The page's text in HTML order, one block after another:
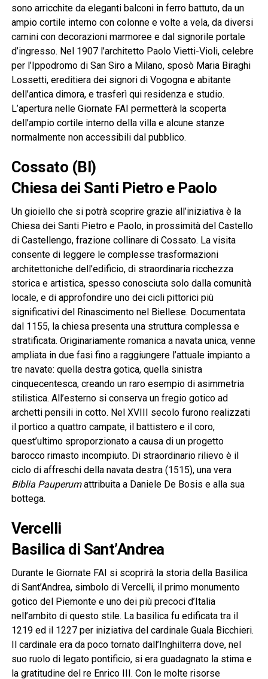
sono arricchite da eleganti balconi in ferro battuto, da un
ampio cortile interno con colonne e volte a vela, da diversi
camini con decorazioni marmoree e dal signorile portale
d’ingresso. Nel 1907 l’architetto Paolo Vietti-Violi, celebre
per l’Ippodromo di San Siro a Milano, sposò Maria Biraghi
Lossetti, ereditiera dei signori di Vogogna e abitante
dell’antica dimora, e trasferì qui residenza e studio.
L’apertura nelle Giornate FAI permetterà la scoperta
dell’ampio cortile interno della villa e alcune stanze
normalmente non accessibili dal pubblico.
Cossato (BI)
Chiesa dei Santi Pietro e Paolo
Un gioiello che si potrà scoprire grazie all’iniziativa è la
Chiesa dei Santi Pietro e Paolo, in prossimità del Castello
di Castellengo, frazione collinare di Cossato. La visita
consente di leggere le complesse trasformazioni
architettoniche dell’edificio, di straordinaria ricchezza
storica e artistica, spesso conosciuta solo dalla comunità
locale, e di approfondire uno dei cicli pittorici più
significativi del Rinascimento nel Biellese. Documentata
dal 1155, la chiesa presenta una struttura complessa e
stratificata. Originariamente romanica a navata unica, venne
ampliata in due fasi fino a raggiungere l’attuale impianto a
tre navate: quella destra gotica, quella sinistra
cinquecentesca, creando un raro esempio di asimmetria
stilistica. All’esterno si conserva un fregio gotico ad
archetti pensili in cotto. Nel XVIII secolo furono realizzati
il portico a quattro campate, il battistero e il coro,
quest’ultimo sproporzionato a causa di un progetto
barocco rimasto incompiuto. Di straordinario rilievo è il
ciclo di affreschi della navata destra (1515), una vera
Biblia Pauperumattribuita a Daniele De Bosis e alla sua
bottega.
Vercelli
Basilica di Sant’Andrea
Durante le Giornate FAI si scoprirà la storia della Basilica
di Sant’Andrea, simbolo di Vercelli, il primo monumento
gotico del Piemonte e uno dei più precoci d’Italia
nell’ambito di questo stile. La basilica fu edificata tra il
1219 ed il 1227 per iniziativa del cardinale Guala Bicchieri.
Il cardinale era da poco tornato dall’Inghilterra dove, nel
suo ruolo di legato pontificio, si era guadagnato la stima e
la gratitudine del re Enrico III. Con le molte risorse